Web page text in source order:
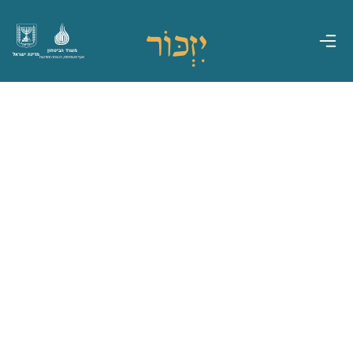
מדינת ישראל
משרד הביטחון
אגף משפחות, הנצחה ומורשת